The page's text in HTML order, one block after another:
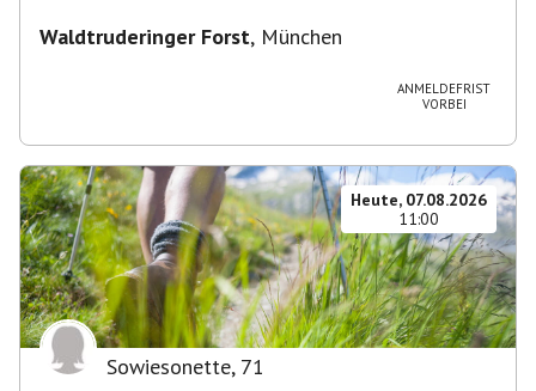
Waldtruderinger Forst, München
ANMELDEFRIST
VORBEI
Heute, 07.08.2026
11:00
Sowiesonette, 71